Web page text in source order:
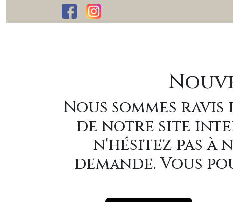
Nous sommes
de notre site
n'hésitez pas
demande. Vous